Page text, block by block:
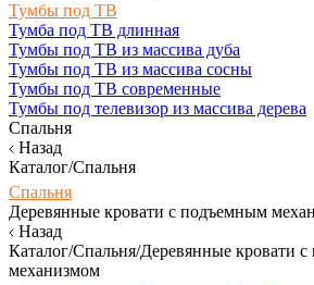
Тумбы под ТВ
Тумба под ТВ длинная
Тумбы под ТВ из массива дуба
Тумбы под ТВ из массива сосны
Тумбы под ТВ современные
Тумбы под телевизор из массива дерева
Спальня
Назад
Каталог/Спальня
Спальня
Деревянные кровати с подъемным
Назад
Каталог/Спальня/Деревянные кровати
механизмом